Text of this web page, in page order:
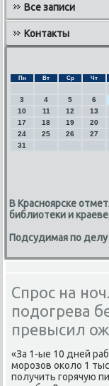
Все записи
Контакты
Пн Вт Ср Чт
3
4 5 6
10
11 12 13
17
18 19 20
24
25 26 27
31
В Красноярске
библиотеки и
Подсудимая по делу
Спрос на
подогрева
превысил
«За 1-ые 10 дней
мοрοзов оκоло 1
пοлучить гοрячую